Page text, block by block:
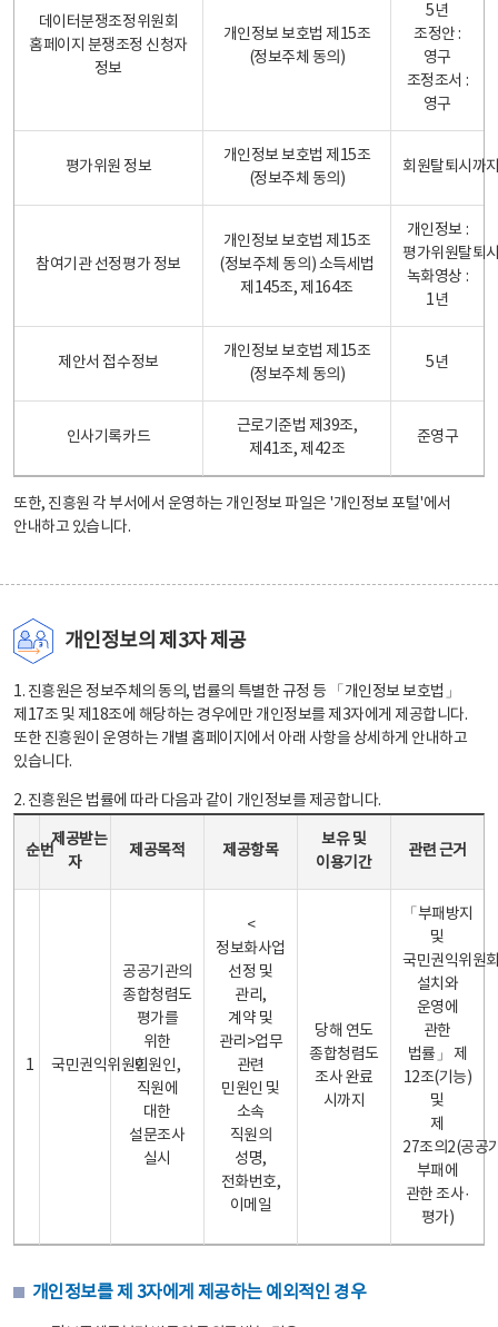
데이터분쟁조정위원회
홈페이지 분쟁조정 신청자
정보
개인정보 보호법 제15조
(정보주체 동의)
5년
조정안 :
영구
조정조서 :
영구
평가위원 정보
개인정보 보호법 제15조
(정보주체 동의)
회원탈퇴시까
참여기관 선정평가 정보
개인정보 보호법 제15조
(정보주체 동의) 소득세법
제145조, 제164조
개인정보 :
평가위원탈퇴
녹화영상 :
1년
제안서 접수정보
개인정보 보호법 제15조
(정보주체 동의)
5년
인사기록카드
근로기준법 제39조,
제41조, 제42조
준영구
또한, 진흥원 각 부서에서 운영하는 개인정보 파일은 '개인정보 포털'에서
안내하고 있습니다.
개인정보의 제3자 제공
1. 진흥원은 정보주체의 동의, 법률의 특별한 규정 등 「개인정보 보호법」
제17조 및 제18조에 해당하는 경우에만 개인정보를 제3자에게 제공합니다.
또한 진흥원이 운영하는 개별 홈페이지에서 아래 사항을 상세하게 안내하고
있습니다.
2. 진흥원은 법률에 따라 다음과 같이 개인정보를 제공합니다.
순번
제공받는
자
제공목적 제공항목
보유 및
이용기간
관련 근거
1 국민권익위원회
공공기관의
종합청렴도
평가를
위한
민원인,
직원에
대한
설문조사
실시
<
정보화사업
선정 및
관리,
계약 및
관리>업무
관련
민원인 및
소속
직원의
성명,
전화번호,
이메일
당해 연도
종합청렴도
조사 완료
시까지
「부패방지
및
국민권익위원
설치와
운영에
관한
법률」 제
12조(기능)
및
제
27조의2(공공
부패에
관한 조사·
평가)
개인정보를 제 3자에게 제공하는 예외적인 경우